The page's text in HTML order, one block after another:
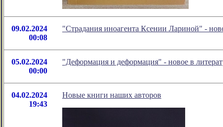
09.02.2024
00:08
"Страдания иноагента Ксении Лариной" -
05.02.2024
00:00
"Деформация и деформация" - новое в
04.02.2024
19:43
Новые книги наших авторов